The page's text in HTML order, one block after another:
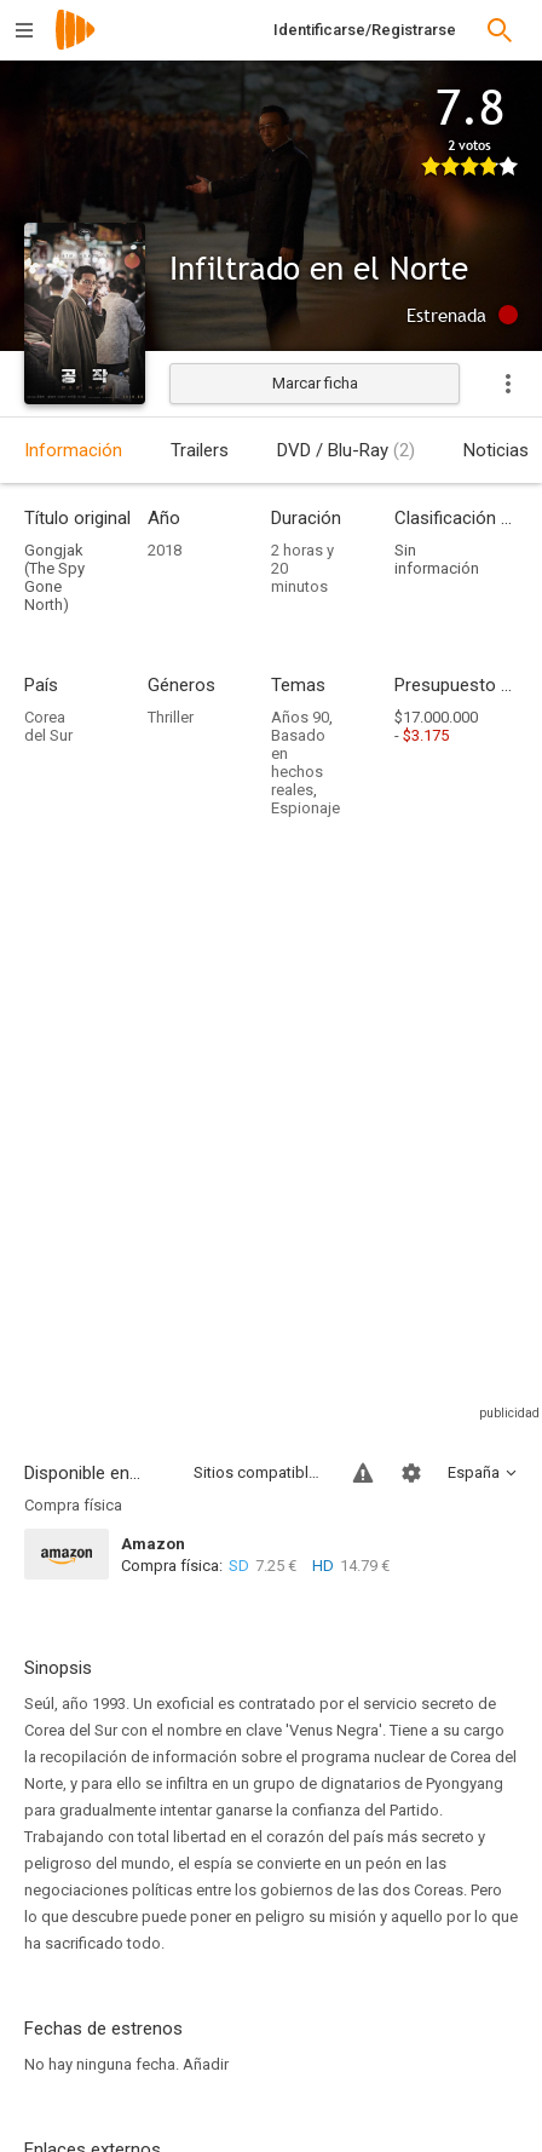
Identificarse/Registrarse
7.8
2 votos
Infiltrado en el Norte
Estrenada
Marcar ficha
Información Trailers DVD / Blu-Ray (2) Noticias
Título original
Gongjak
(The Spy
Gone
North)
Año
2018
Duración
2 horas y
20
minutos
Clasificación por edades
Sin
información
País
Corea
del Sur
Géneros
Thriller
Temas
Años 90,
Basado
en
hechos
reales,
Espionaje
Presupuesto - Ingresos
$17.000.000
- $3.175
Disponible en... España
Sitios compatibles
Compra física
Amazon
Compra física: SD 7.25 € HD 14.79 €
Sinopsis
Seúl, año 1993. Un exoficial es contratado por el servicio secreto de
Corea del Sur con el nombre en clave 'Venus Negra'. Tiene a su cargo
la recopilación de información sobre el programa nuclear de Corea del
Norte, y para ello se infiltra en un grupo de dignatarios de Pyongyang
para gradualmente intentar ganarse la confianza del Partido.
Trabajando con total libertad en el corazón del país más secreto y
peligroso del mundo, el espía se convierte en un peón en las
negociaciones políticas entre los gobiernos de las dos Coreas. Pero
lo que descubre puede poner en peligro su misión y aquello por lo que
ha sacrificado todo.
Fechas de estrenos
No hay ninguna fecha. Añadir